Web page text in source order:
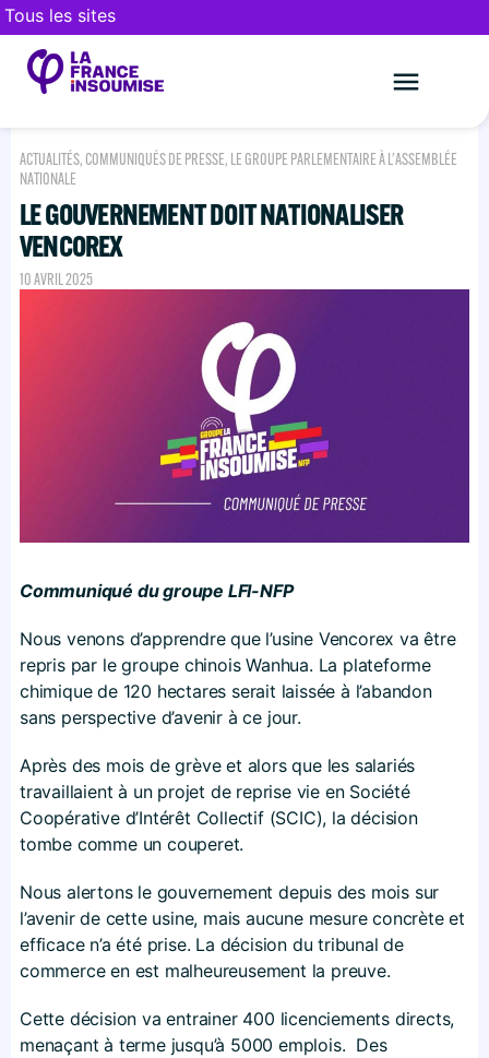
Tous les sites
ACTUALITÉS, COMMUNIQUÉS DE PRESSE, LE GROUPE PARLEMENTAIRE À L'ASSEMBLÉE
NATIONALE
LE GOUVERNEMENT DOIT NATIONALISER
VENCOREX
10 AVRIL 2025
Communiqué du groupe LFI-NFP
Nous venons d’apprendre que l’usine Vencorex va être
repris par le groupe chinois Wanhua. La plateforme
chimique de 120 hectares serait laissée à l’abandon
sans perspective d’avenir à ce jour.
Après des mois de grève et alors que les salariés
travaillaient à un projet de reprise vie en Société
Coopérative d’Intérêt Collectif (SCIC), la décision
tombe comme un couperet.
Nous alertons le gouvernement depuis des mois sur
l’avenir de cette usine, mais aucune mesure concrète et
efficace n’a été prise. La décision du tribunal de
commerce en est malheureusement la preuve.
Cette décision va entrainer 400 licenciements directs,
menaçant à terme jusqu’à 5000 emplois. Des